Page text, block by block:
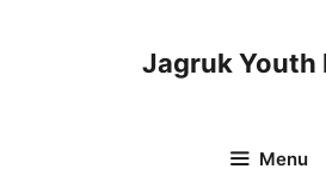
Jagruk Youth
Menu